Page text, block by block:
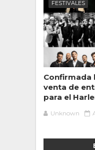
FESTIVALES
Confirmada
venta de
para el
Unknown